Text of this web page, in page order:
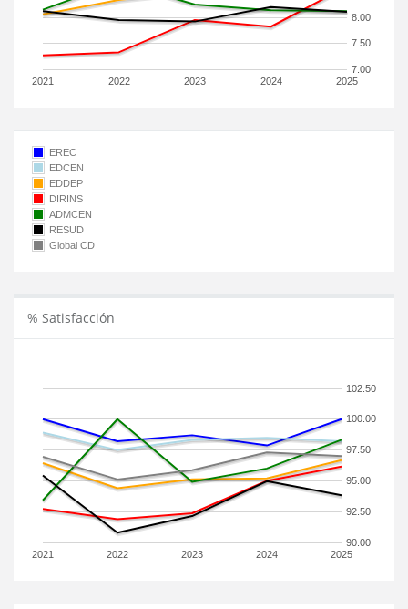
2021 2022 2023 2024 2025
7.00
7.50
8.00
EREC
EDCEN
EDDEP
DIRINS
ADMCEN
RESUD
Global CD
% Satisfacción
2021 2022 2023 2024 2025
90.00
92.50
95.00
97.50
100.00
102.50